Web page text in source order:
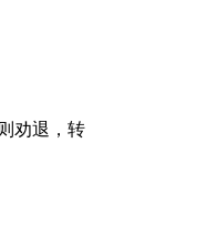
劝退，转